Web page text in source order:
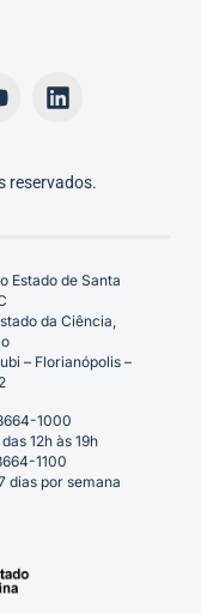
reservados.
Estado de Santa
da Ciência,
– Florianópolis –
1000
12h às 19h
1100
dias por semana